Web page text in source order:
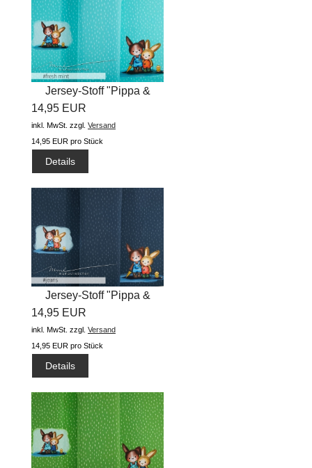
Jersey-Stoff "Pippa &
Arved...
14,95 EUR
inkl. MwSt. zzgl. Versand
14,95 EUR pro Stück
Details
Jersey-Stoff "Pippa &
Arved...
14,95 EUR
inkl. MwSt. zzgl. Versand
14,95 EUR pro Stück
Details